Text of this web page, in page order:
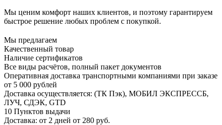
Мы ценим комфорт наших клиентов, и поэтому гарантируем
быстрое решение любых проблем с покупкой.
Мы предлагаем
Качественный товар
Наличие сертификатов
Все виды расчётов, полный пакет документов
Оперативная доставка транспортными компаниями при заказе
от 5 000 рублей
Доставка осуществляется: (ТК Пэк), МОБИЛ ЭКСПРЕССБ,
ЛУЧ, СДЭК, GTD
10 Пунктов выдачи
Доставка: от 2 дней от 280 руб.